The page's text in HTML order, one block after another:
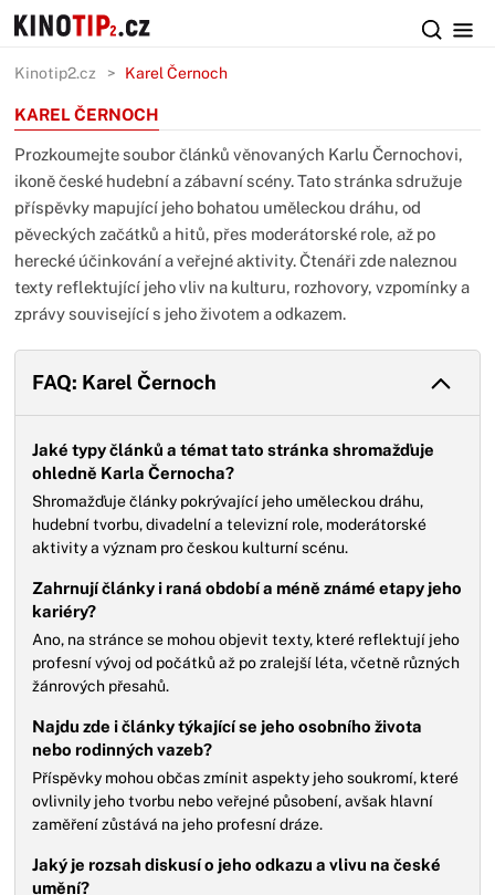
Kinotip2.cz Karel Černoch
KAREL ČERNOCH
Prozkoumejte soubor článků věnovaných Karlu Černochovi,
ikoně české hudební a zábavní scény. Tato stránka sdružuje
příspěvky mapující jeho bohatou uměleckou dráhu, od
pěveckých začátků a hitů, přes moderátorské role, až po
herecké účinkování a veřejné aktivity. Čtenáři zde naleznou
texty reflektující jeho vliv na kulturu, rozhovory, vzpomínky a
zprávy související s jeho životem a odkazem.
FAQ: Karel Černoch
Jaké typy článků a témat tato stránka shromažďuje
ohledně Karla Černocha?
Shromažďuje články pokrývající jeho uměleckou dráhu,
hudební tvorbu, divadelní a televizní role, moderátorské
aktivity a význam pro českou kulturní scénu.
Zahrnují články i raná období a méně známé etapy jeho
kariéry?
Ano, na stránce se mohou objevit texty, které reflektují jeho
profesní vývoj od počátků až po zralejší léta, včetně různých
žánrových přesahů.
Najdu zde i články týkající se jeho osobního života
nebo rodinných vazeb?
Příspěvky mohou občas zmínit aspekty jeho soukromí, které
ovlivnily jeho tvorbu nebo veřejné působení, avšak hlavní
zaměření zůstává na jeho profesní dráze.
Jaký je rozsah diskusí o jeho odkazu a vlivu na české
umění?